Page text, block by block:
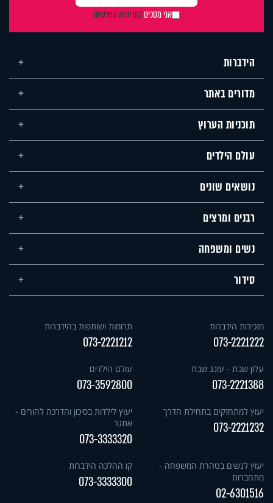
אני מסכיםלמדיניות הפרטיות
הידברות
מדורים באתר
תוכניות הערוץ
עולם הילדים
נושאים שונים
רבנים ומרצים
נשים ומשפחה
סידור
מזכירות הידברות
073-2221222
תרומות ושותפות בהידברות
073-2221212
עלון שבת - עונג שבת
073-2221388
עולם הילדים
073-3592800
יעוץ למתחזקים בתחילת הדרך
073-2221232
יעוץ לילדות בסיכון והדרכה להורים -
אתגר
073-3333320
יעוץ לנשים בטהרת המשפחה -
מתחברות
02-6301516
קו ההלכה הידברות
073-3333300